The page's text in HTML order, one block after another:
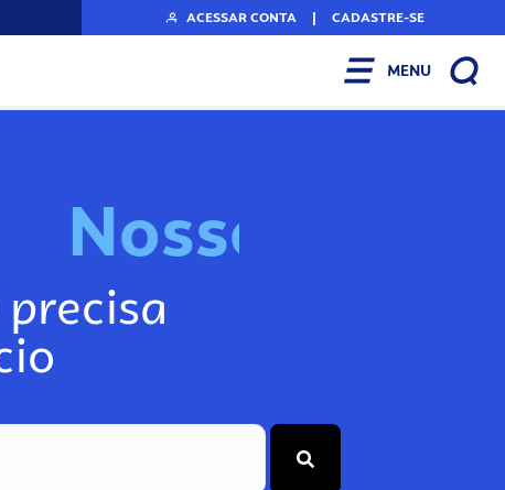
ACESSAR CONTA | CADASTRE-SE
MENU
Noss